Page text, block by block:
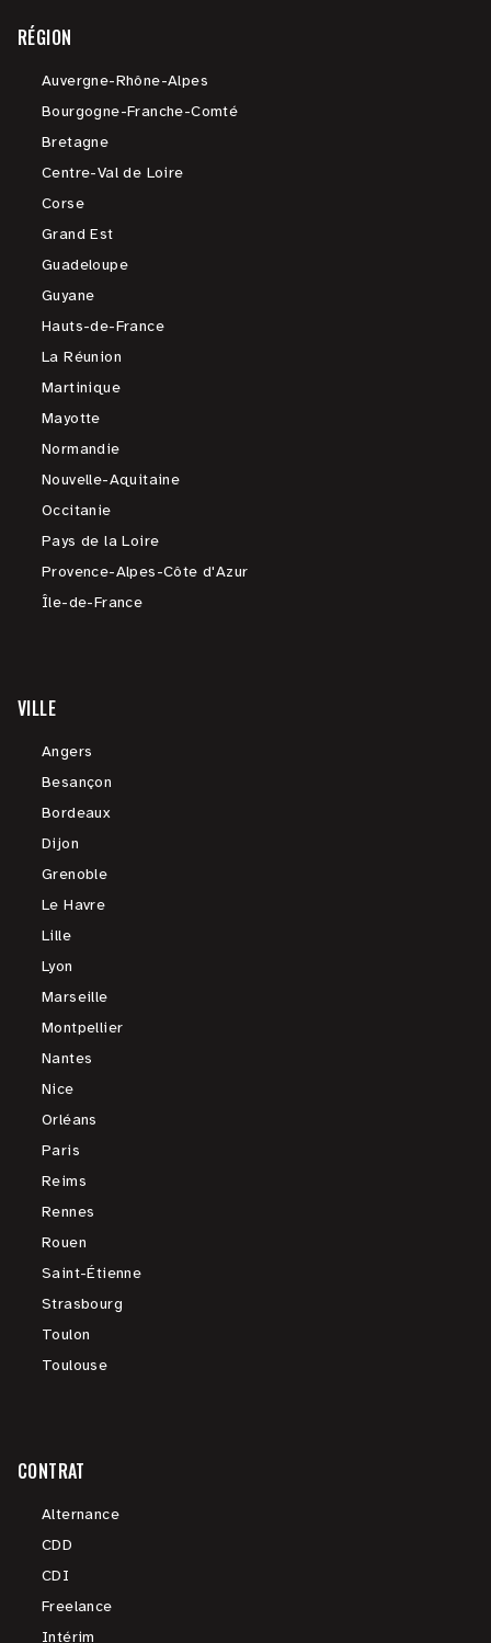
RÉGION
Auvergne-Rhône-Alpes
Bourgogne-Franche-Comté
Bretagne
Centre-Val de Loire
Corse
Grand Est
Guadeloupe
Guyane
Hauts-de-France
La Réunion
Martinique
Mayotte
Normandie
Nouvelle-Aquitaine
Occitanie
Pays de la Loire
Provence-Alpes-Côte d'Azur
Île-de-France
VILLE
Angers
Besançon
Bordeaux
Dijon
Grenoble
Le Havre
Lille
Lyon
Marseille
Montpellier
Nantes
Nice
Orléans
Paris
Reims
Rennes
Rouen
Saint-Étienne
Strasbourg
Toulon
Toulouse
CONTRAT
Alternance
CDD
CDI
Freelance
Intérim